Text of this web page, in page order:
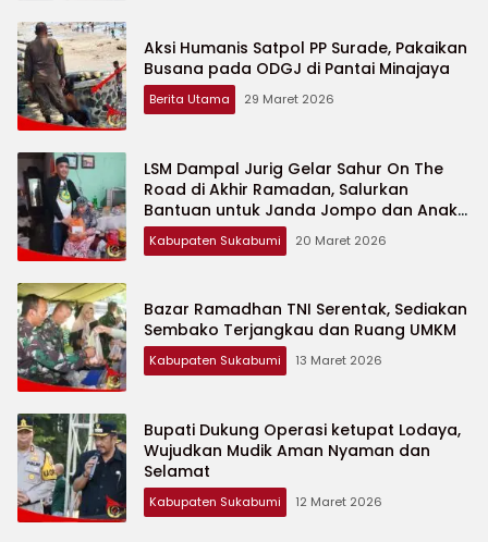
Aksi Humanis Satpol PP Surade, Pakaikan
Busana pada ODGJ di Pantai Minajaya
Berita Utama 29 Maret 2026
LSM Dampal Jurig Gelar Sahur On The
Road di Akhir Ramadan, Salurkan
Bantuan untuk Janda Jompo dan Anak
Yatim
Kabupaten Sukabumi 20 Maret 2026
Bazar Ramadhan TNI Serentak, Sediakan
Sembako Terjangkau dan Ruang UMKM
Kabupaten Sukabumi 13 Maret 2026
Bupati Dukung Operasi ketupat Lodaya,
Wujudkan Mudik Aman Nyaman dan
Selamat
Kabupaten Sukabumi 12 Maret 2026